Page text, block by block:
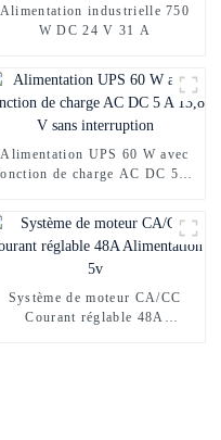
Alimentation industrielle 750
W DC 24 V 31 A
Alimentation UPS 60 W avec
de charge AC DC 5 A
Système de moteur CA/CC
Courant réglable 48A